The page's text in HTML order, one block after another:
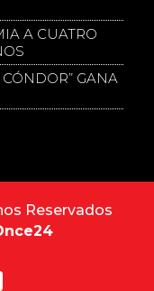
A CUATRO
GANA
Reservados